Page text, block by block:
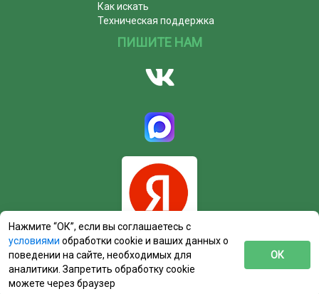
Как искать
Техническая поддержка
ПИШИТЕ НАМ
Нажмите “ОК”, если вы соглашаетесь с
условиями обработки cookie и ваших данных о
поведении на сайте, необходимых для
аналитики. Запретить обработку cookie
можете через браузер
ОК